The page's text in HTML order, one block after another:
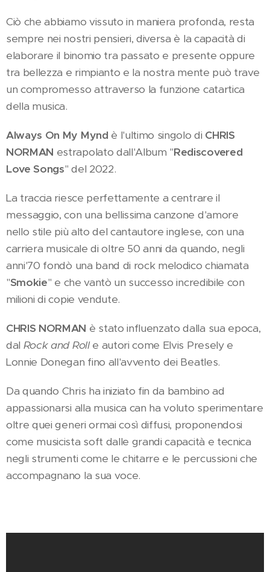
Ciò che abbiamo vissuto in maniera profonda, resta
sempre nei nostri pensieri, diversa è la capacità di
elaborare il binomio tra passato e presente oppure
tra bellezza e rimpianto e la nostra mente può trave
un compromesso attraverso la funzione catartica
della musica.
Always On My Mynd è l'ultimo singolo di CHRIS
NORMAN estrapolato dall'Album "Rediscovered
Love Songs" del 2022.
La traccia riesce perfettamente a centrare il
messaggio, con una bellissima canzone d'amore
nello stile più alto del cantautore inglese, con una
carriera musicale di oltre 50 anni da quando, negli
anni'70 fondò una band di rock melodico chiamata
"Smokie" e che vantò un successo incredibile con
milioni di copie vendute.
CHRIS NORMAN è stato influenzato dalla sua epoca,
dal Rock and Rolle autori come Elvis Presely e
Lonnie Donegan fino all'avvento dei Beatles.
Da quando Chris ha iniziato fin da bambino ad
appassionarsi alla musica can ha voluto sperimentare
oltre quei generi ormai così diffusi, proponendosi
come musicista soft dalle grandi capacità e tecnica
negli strumenti come le chitarre e le percussioni che
accompagnano la sua voce.